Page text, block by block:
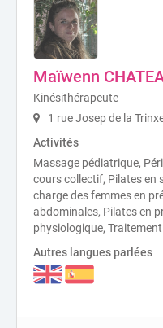
Maïwenn
Kinésithérapeute
1 rue Josep de la
Activités
Massage pédiatrique,
cours collectif, Pilates en
charge des femmes en
abdominales, Pilates en
physiologique,
Autres langues parlées